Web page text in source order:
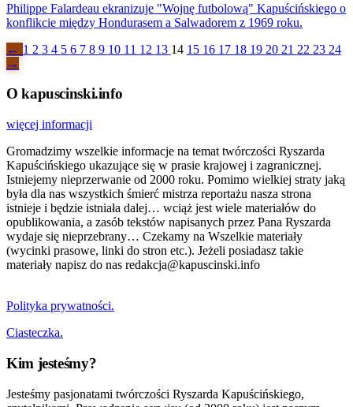
Philippe Falardeau ekranizuje "Wojnę futbolową" Kapuścińskiego o
konflikcie między Hondurasem a Salwadorem z 1969 roku.
← 1 2 3 4 5 6 7 8 9 10 11 12 13 14 15 16 17 18 19 20 21 22 23 24
→
O kapuscinski.info
więcej informacji
Gromadzimy wszelkie informacje na temat twórczości Ryszarda
Kapuścińskiego ukazujące się w prasie krajowej i zagranicznej.
Istniejemy nieprzerwanie od 2000 roku. Pomimo wielkiej straty jaką
była dla nas wszystkich śmierć mistrza reportażu nasza strona
istnieje i będzie istniała dalej… wciąż jest wiele materiałów do
opublikowania, a zasób tekstów napisanych przez Pana Ryszarda
wydaje się nieprzebrany… Czekamy na Wszelkie materiały
(wycinki prasowe, linki do stron etc.). Jeżeli posiadasz takie
materiały napisz do nas redakcja@kapuscinski.info
Polityka prywatności.
Ciasteczka.
Kim jesteśmy?
Jesteśmy pasjonatami twórczości Ryszarda Kapuścińskiego,